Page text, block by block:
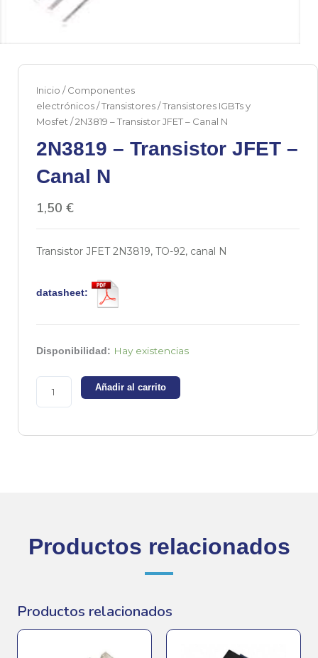
Inicio /Componentes
electrónicos/Transistores/Transistores IGBTs y
Mosfet / 2N3819 – Transistor JFET – Canal N
2N3819 – Transistor JFET –
Canal N
1,50 €
Transistor JFET 2N3819, TO-92, canal N
datasheet:
Disponibilidad: Hay existencias
2N3819
Transistor
JFET
Añadir al carrito
Productos relacionados
Productos relacionados